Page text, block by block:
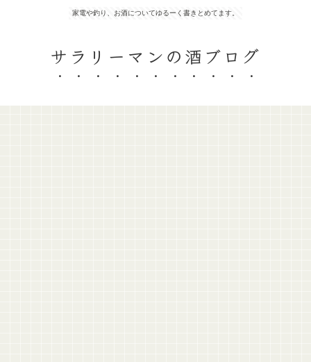
家電や釣り、お酒についてゆるーく書きとめてます。
サラリーマンの酒ブログ